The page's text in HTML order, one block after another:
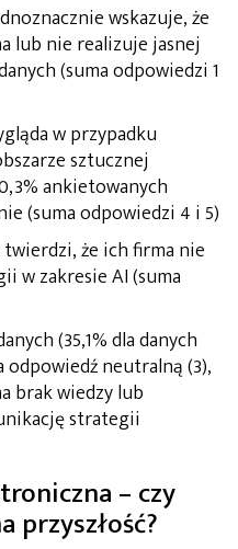
wskazuje, że
lub nie realizuje jasnej
(suma odpowiedzi 1
w przypadku
sztucznej
ankietowanych
(suma odpowiedzi 4 i 5)
że ich firma nie
w zakresie AI (suma
(35,1% dla danych
odpowiedź neutralną (3),
brak wiedzy lub
strategii
– czy
przyszłość?